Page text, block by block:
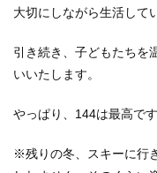
大切にしながら生活して
引き続き、子どもたちを
いいたします。
やっぱり、144は最高です
※残りの冬、スキーに行